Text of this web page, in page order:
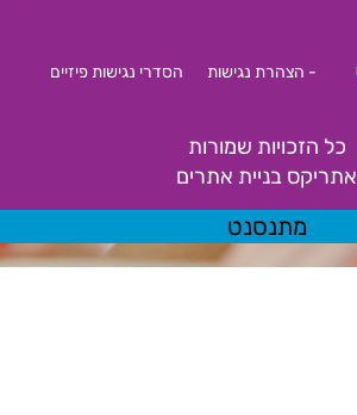
- הצהרת נגישות הסדרי נגישות פיזיים
כל הזכויות שמורות
אתריקס בניית אתרים
מתנסנט